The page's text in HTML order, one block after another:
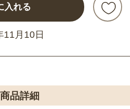
入れる
11月10日
商品詳細